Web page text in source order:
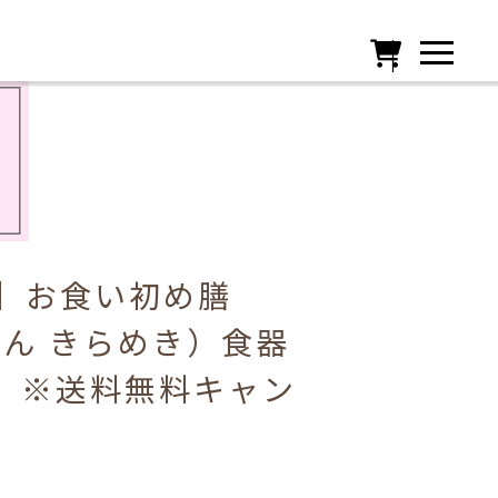

お食い初め膳
きらめき）食器
送料無料キャン